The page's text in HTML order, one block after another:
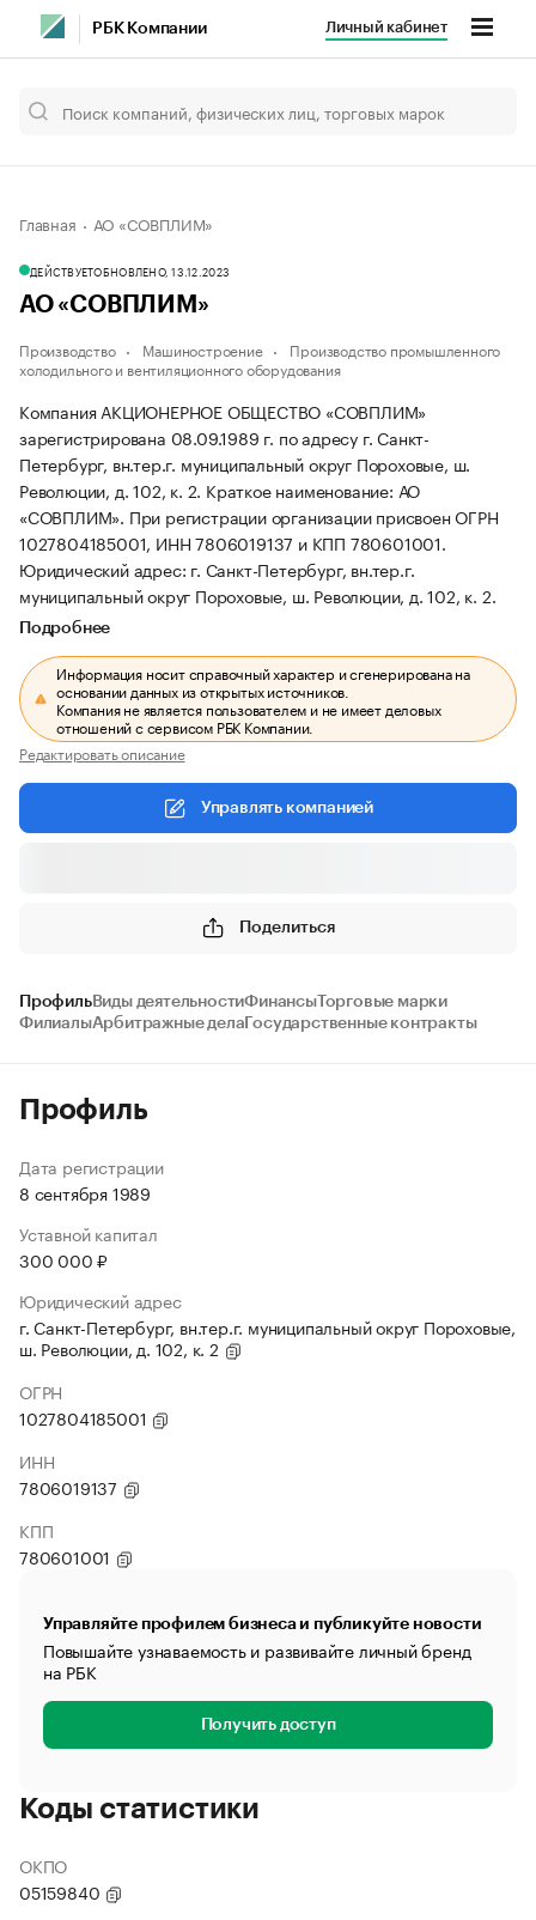
РБК Компании Личный кабинет
Главная АО «СОВПЛИМ»
ДЕЙСТВУЕТОБНОВЛЕНО, 13.12.2023
АО «СОВПЛИМ»
Производство Машиностроение
Производство промышленного
холодильного и вентиляционного оборудования
Компания АКЦИОНЕРНОЕ ОБЩЕСТВО «СОВПЛИМ»
зарегистрирована 08.09.1989 г. по адресу г. Санкт-
Петербург, вн.тер.г. муниципальный округ Пороховые, ш.
Революции, д. 102, к. 2. Краткое наименование: АО
«СОВПЛИМ». При регистрации организации присвоен ОГРН
1027804185001, ИНН 7806019137 и КПП 780601001.
Юридический адрес: г. Санкт-Петербург, вн.тер.г.
муниципальный округ Пороховые, ш. Революции, д. 102, к. 2.
Подробнее
Информация носит справочный характер и сгенерирована на
основании данных из открытых источников.
Компания не является пользователем и не имеет деловых
отношений с сервисом РБК Компании.
Редактировать описание
Управлять компанией
Поделиться
ПрофильВиды деятельностиФинансыТорговые марки
ФилиалыАрбитражные дела Государственные контракты
Профиль
Дата регистрации
8 сентября 1989
Уставной капитал
300 000 ₽
Юридический адрес
г. Санкт-Петербург, вн.тер.г. муниципальный округ Пороховые,
ш. Революции, д. 102, к. 2
ОГРН
1027804185001
ИНН
7806019137
КПП
780601001
Управляйте профилем бизнеса и публикуйте новости
Повышайте узнаваемость и развивайте личный бренд
на РБК
Получить доступ
Коды статистики
ОКПО
05159840